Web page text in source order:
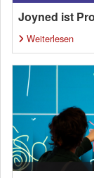
Joyned ist
Weiterlesen